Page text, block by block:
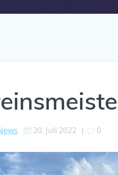
20. Juli 2022 | 0